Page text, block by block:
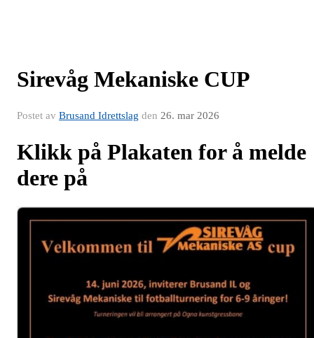
Sirevåg Mekaniske CUP
Postet av Brusand Idrettslag den 26. mar 2026
Klikk på Plakaten for å melde
dere på